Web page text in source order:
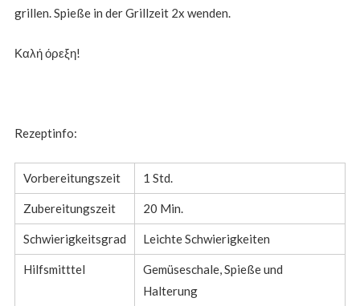
grillen. Spieße in der Grillzeit 2x wenden.
Καλή όρεξη!
Rezeptinfo:
Vorbereitungszeit 1 Std.
Zubereitungszeit 20 Min.
Schwierigkeitsgrad Leichte Schwierigkeiten
Hilfsmitttel
Gemüseschale, Spieße und
Halterung